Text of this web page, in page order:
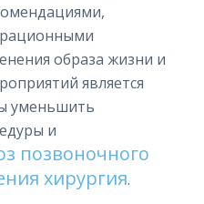
образа жизни и
является
уменьшить
и
позвоночного
хирургия.